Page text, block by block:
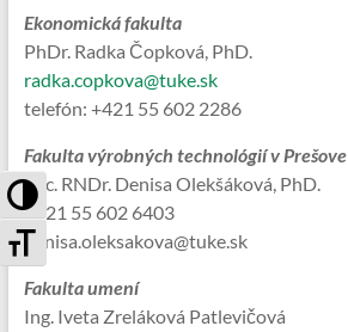
Toggle High Contrast
Toggle Font size
Ekonomická fakulta
PhDr. Radka Čopková, PhD.
radka.copkova@tuke.sk
telefón: +421 55 602 2286
Fakulta výrobných technológií v Prešove
doc. RNDr. Denisa Olekšáková, PhD.
+421 55 602 6403
denisa.oleksakova@tuke.sk
Fakulta umení
Ing. Iveta Zreláková Patlevičová